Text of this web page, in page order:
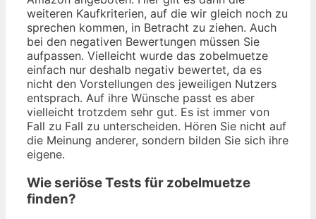
weiteren Kaufkriterien, auf die wir gleich noch zu
sprechen kommen, in Betracht zu ziehen. Auch
bei den negativen Bewertungen müssen Sie
aufpassen. Vielleicht wurde das zobelmuetze
einfach nur deshalb negativ bewertet, da es
nicht den Vorstellungen des jeweiligen Nutzers
entsprach. Auf ihre Wünsche passt es aber
vielleicht trotzdem sehr gut. Es ist immer von
Fall zu Fall zu unterscheiden. Hören Sie nicht auf
die Meinung anderer, sondern bilden Sie sich ihre
eigene.
Wie seriöse Tests für zobelmuetze
finden?